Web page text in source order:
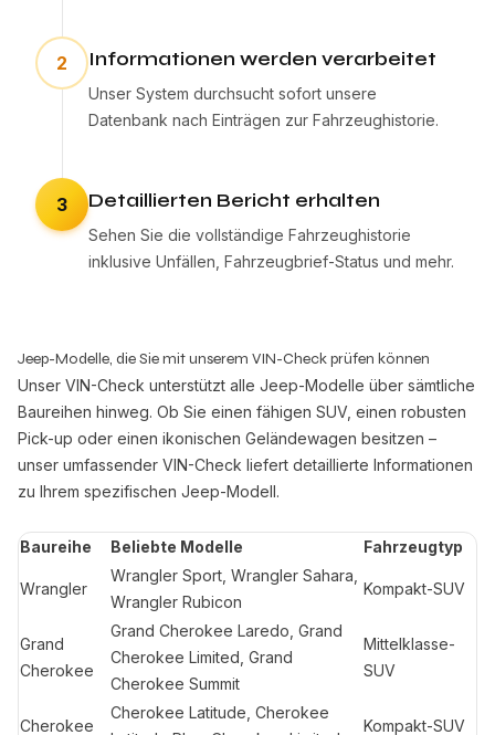
2 Informationen werden verarbeitet
Unser System durchsucht sofort unsere
Datenbank nach Einträgen zur Fahrzeughistorie.
3 Detaillierten Bericht erhalten
Sehen Sie die vollständige Fahrzeughistorie
inklusive Unfällen, Fahrzeugbrief-Status und mehr.
Jeep-Modelle, die Sie mit unserem VIN-Check prüfen können
Unser VIN-Check unterstützt alle Jeep-Modelle über sämtliche
Baureihen hinweg. Ob Sie einen fähigen SUV, einen robusten
Pick-up oder einen ikonischen Geländewagen besitzen –
unser umfassender VIN-Check liefert detaillierte Informationen
zu Ihrem spezifischen Jeep-Modell.
Baureihe Beliebte Modelle Fahrzeugtyp
Wrangler
Wrangler Sport, Wrangler Sahara,
Wrangler Rubicon
Kompakt-SUV
Grand
Cherokee
Grand Cherokee Laredo, Grand
Cherokee Limited, Grand
Cherokee Summit
Mittelklasse-
SUV
Cherokee
Cherokee Latitude, Cherokee
Kompakt-SUV